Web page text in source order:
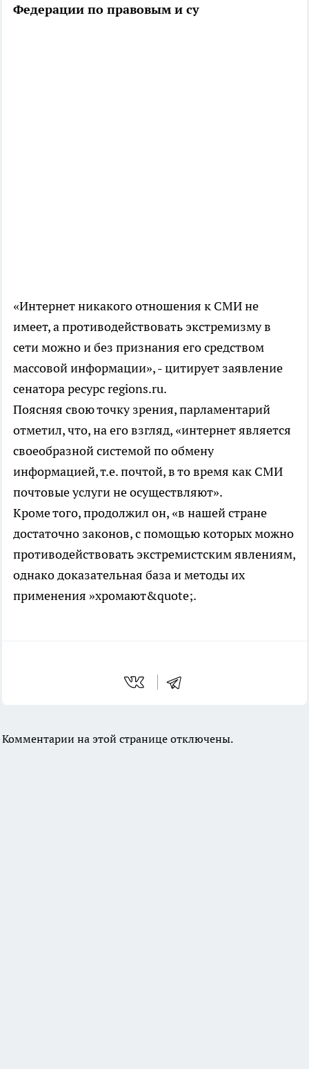
Федерации по правовым и су
«Интернет никакого отношения к СМИ не
имеет, а противодействовать экстремизму в
сети можно и без признания его средством
массовой информации», - цитирует заявление
сенатора ресурс regions.ru.
Поясняя свою точку зрения, парламентарий
отметил, что, на его взгляд, «интернет является
своеобразной системой по обмену
информацией, т.е. почтой, в то время как СМИ
почтовые услуги не осуществляют».
Кроме того, продолжил он, «в нашей стране
достаточно законов, с помощью которых можно
противодействовать экстремистским явлениям,
однако доказательная база и методы их
применения »хромают&quote;.
Комментарии на этой странице отключены.